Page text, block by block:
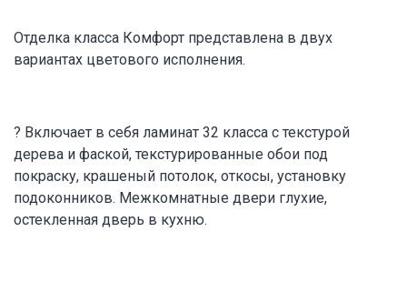
Отделка класса Комфорт представлена в двух
вариантах цветового исполнения.
? Включает в себя ламинат 32 класса с текстурой
дерева и фаской, текстурированные обои под
покраску, крашеный потолок, откосы, установку
подоконников. Межкомнатные двери глухие,
остекленная дверь в кухню.